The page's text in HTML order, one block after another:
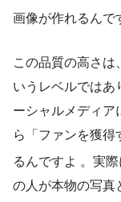
画像が作れるんで
この品質の高さは
いうレベルではあ
ーシャルメディア
ら「ファンを獲得
るんですよ 。実
の人が本物の写真